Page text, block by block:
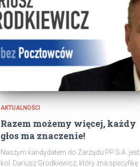
AKTUALNOŚCI
Razem możemy więcej, każdy
głos ma znaczenie!
Naszym kandydatem do Zarządu PP S.A. jest
kol. Dariusz Grodkiewicz, który zna specyfikę